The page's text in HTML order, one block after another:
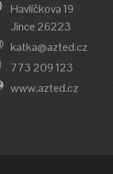
Havlíčkova 19
Jince 26223
katka@azted.cz
773 209 123
www.azted.cz